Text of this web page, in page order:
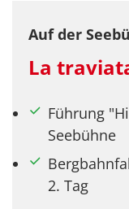
Auf der
La
Führung
Seebühne
2. Tag